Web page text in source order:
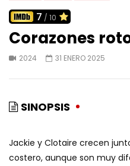
7 / 10
Corazones
2024 31 ENERO 2025
SINOPSIS
Jackie y Clotaire crecen
costero, aunque son muy